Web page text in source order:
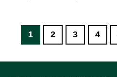
1 2 3 4